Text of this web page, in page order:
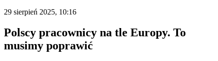
29 sierpień 2025, 10:16
Polscy pracownicy na tle Europy. To
musimy poprawić